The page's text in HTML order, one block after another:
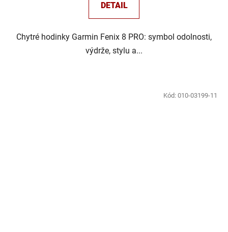
DETAIL
Chytré hodinky Garmin Fenix 8 PRO: symbol odolnosti,
výdrže, stylu a...
Kód: 010-03199-11